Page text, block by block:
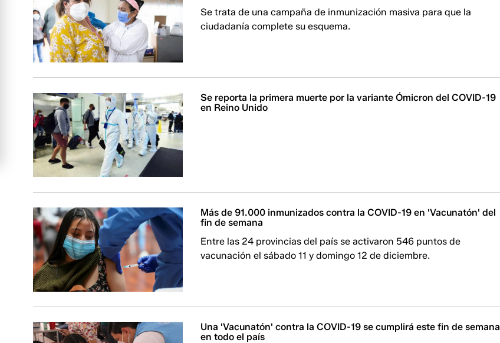
Se trata de una campaña de inmunización masiva para que la
ciudadanía complete su esquema.
Se reporta la primera muerte por la variante Ómicron del COVID-19
en Reino Unido
Más de 91.000 inmunizados contra la COVID-19 en 'Vacunatón' del
fin de semana
Entre las 24 provincias del país se activaron 546 puntos de
vacunación el sábado 11 y domingo 12 de diciembre.
Una 'Vacunatón' contra la COVID-19 se cumplirá este fin de semana
en todo el país